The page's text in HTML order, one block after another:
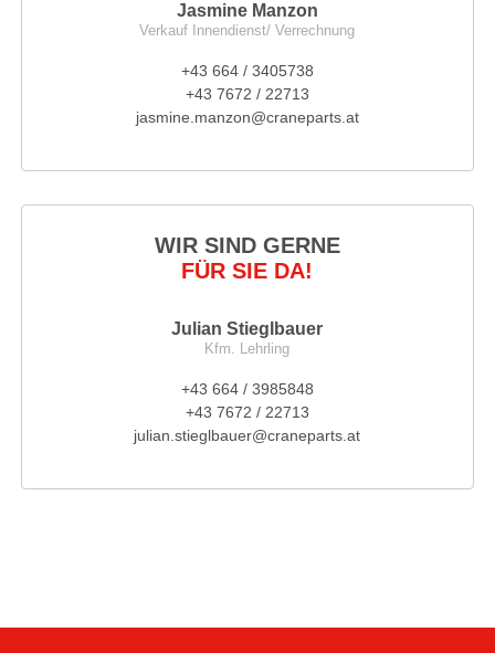
Jasmine Manzon
Verkauf Innendienst/ Verrechnung
+43 664 / 3405738
+43 7672 / 22713
jasmine.manzon@craneparts.at
WIR SIND GERNE
FÜR SIE DA!
Julian Stieglbauer
Kfm. Lehrling
+43 664 / 3985848
+43 7672 / 22713
julian.stieglbauer@craneparts.at